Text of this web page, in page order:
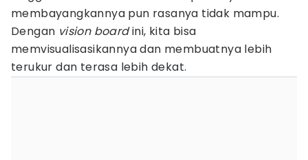
membayangkannya pun rasanya tidak mampu.
Dengan vision boardini, kita bisa
memvisualisasikannya dan membuatnya lebih
terukur dan terasa lebih dekat.